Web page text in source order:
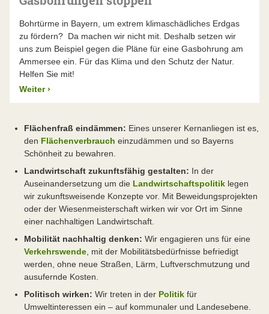
Bohrtürme in Bayern, um extrem klimaschädliches Erdgas
zu fördern? Da machen wir nicht mit. Deshalb setzen wir
uns zum Beispiel gegen die Pläne für eine Gasbohrung am
Ammersee ein. Für das Klima und den Schutz der Natur.
Helfen Sie mit!
Weiter ›
Flächenfraß eindämmen: Eines unserer Kernanliegen ist es,
den Flächenverbrauch einzudämmen und so Bayerns
Schönheit zu bewahren.
Landwirtschaft zukunftsfähig gestalten: In der
Auseinandersetzung um die Landwirtschaftspolitik legen
wir zukunftsweisende Konzepte vor. Mit Beweidungsprojekten
oder der Wiesenmeisterschaft wirken wir vor Ort im Sinne
einer nachhaltigen Landwirtschaft.
Mobilität nachhaltig denken: Wir engagieren uns für eine
Verkehrswende, mit der Mobilitätsbedürfnisse befriedigt
werden, ohne neue Straßen, Lärm, Luftverschmutzung und
ausufernde Kosten.
Politisch wirken: Wir treten in der Politik für
Umweltinteressen ein – auf kommunaler und Landesebene.